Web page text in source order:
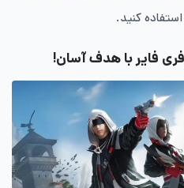
فایر با هدف آسان!